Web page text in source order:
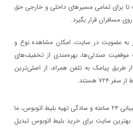
تا برای تمامی مسیرهای داخلی و خارجی حق
مسافران قرار بگیرد.
به عضویت در سایت، امکان مشاهده نوع و
موقعیت صندلی‌ها، بهره‌مندی از تخفیف‌های
طریق پیامک به تلفن همراه، از اصلی‌ترین
هستند.
تمام این امکانات در کنار پشتیبانی‌ ۲۴ ساعته و سادگی تهیه بلیط اتوبوس، ما
سایت برای خرید بلیط اتوبوس تبدیل